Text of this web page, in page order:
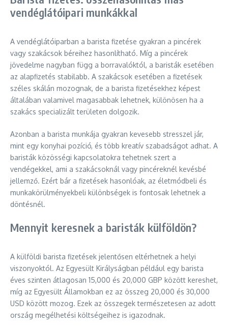
vendéglátóipari munkákkal
A vendéglátóiparban a barista fizetése gyakran a pincérek
vagy szakácsok béreihez hasonlítható. Míg a pincérek
jövedelme nagyban függ a borravalóktól, a baristák esetében
az alapfizetés stabilabb. A szakácsok esetében a fizetések
széles skálán mozognak, de a barista fizetésekhez képest
általában valamivel magasabbak lehetnek, különösen ha a
szakács specializált területen dolgozik.
Azonban a barista munkája gyakran kevesebb stresszel jár,
mint egy konyhai pozíció, és több kreatív szabadságot adhat. A
baristák közösségi kapcsolatokra tehetnek szert a
vendégekkel, ami a szakácsoknál vagy pincéreknél kevésbé
jellemző. Ezért bár a fizetések hasonlóak, az életmódbeli és
munkakörülményekbeli különbségek is fontosak lehetnek a
döntésnél.
Mennyit keresnek a baristák külföldön?
A külföldi barista fizetések jelentősen eltérhetnek a helyi
viszonyoktól. Az Egyesült Királyságban például egy barista
éves szinten átlagosan 15,000 és 20,000 GBP között kereshet,
míg az Egyesült Államokban ez az összeg 20,000 és 30,000
USD között mozog. Ezek az összegek természetesen az adott
ország megélhetési költségeihez is igazodnak.